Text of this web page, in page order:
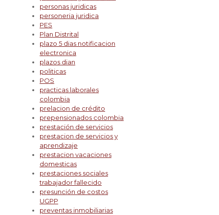
personas juridicas
personeria juridica
PES
Plan Distrital
plazo 5 dias notificacion
electronica
plazos dian
politicas
POS
practicas laborales
colombia
prelacion de crédito
prepensionados colombia
prestación de servicios
prestacion de servicios y
aprendizaje
prestacion vacaciones
domesticas
prestaciones sociales
trabajador fallecido
presunción de costos
UGPP
preventas inmobiliarias